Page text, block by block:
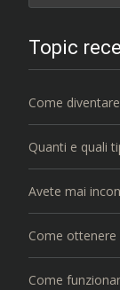
Topic
Come
Quanti e quali
Avete mai
Come ottenere
Come